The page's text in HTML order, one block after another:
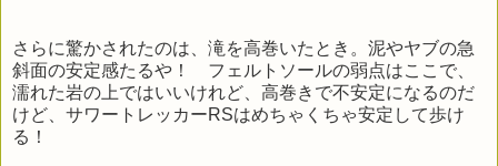
さらに驚かされたのは、滝を高巻いたとき。泥やヤブの急
斜面の安定感たるや！ フェルトソールの弱点はここで、
濡れた岩の上ではいいけれど、高巻きで不安定になるのだ
けど、サワートレッカーRSはめちゃくちゃ安定して歩け
る！